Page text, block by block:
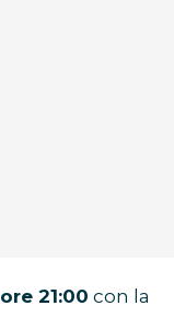
ore 21:00 con la